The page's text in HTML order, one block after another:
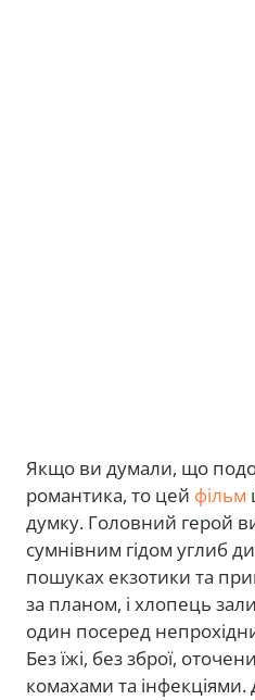
Якщо ви думали, що
романтика, то цей фільм
думку. Головний герой
сумнівним гідом углиб
пошуках екзотики та
за планом, і хлопець
один посеред
Без їжі, без зброї,
комахами та інфекціями.